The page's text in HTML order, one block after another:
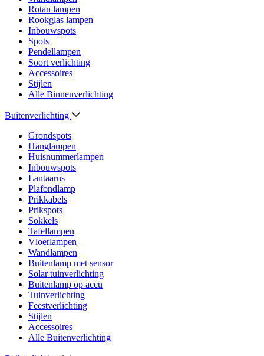
Rotan lampen
Rookglas lampen
Inbouwspots
Spots
Pendellampen
Soort verlichting
Accessoires
Stijlen
Alle Binnenverlichting
Buitenverlichting
Grondspots
Hanglampen
Huisnummerlampen
Inbouwspots
Lantaarns
Plafondlamp
Prikkabels
Prikspots
Sokkels
Tafellampen
Vloerlampen
Wandlampen
Buitenlamp met sensor
Solar tuinverlichting
Buitenlamp op accu
Tuinverlichting
Feestverlichting
Stijlen
Accessoires
Alle Buitenverlichting